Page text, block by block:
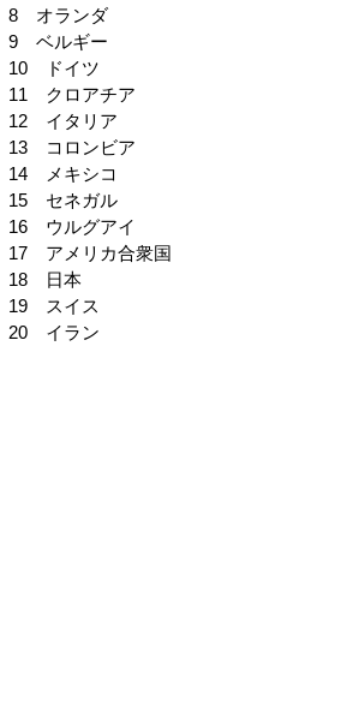
8 オランダ
9 ベルギー
10 ドイツ
11 クロアチア
12 イタリア
13 コロンビア
14 メキシコ
15 セネガル
16 ウルグアイ
17 アメリカ合衆国
18 日本
19 スイス
20 イラン